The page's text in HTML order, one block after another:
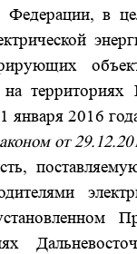
Федерации, в
января 2016
от